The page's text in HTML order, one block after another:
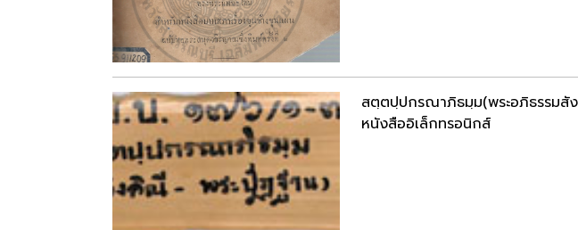
สตฺตปฺปกรณาภิธมฺม(พระอภิธรรม
หนังสืออิเล็กทรอนิกส์